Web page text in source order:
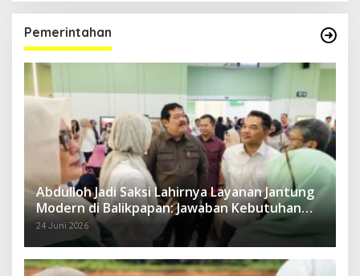
Pemerintahan
Abdulloh Jadi Saksi Lahirnya Layanan Jantung
Modern di Balikpapan: Jawaban Kebutuhan
Rakyat
24 Juni 2026